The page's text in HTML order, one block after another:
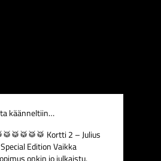
käänneltiin…
Kortti 2 – Julius
EditionVaikka